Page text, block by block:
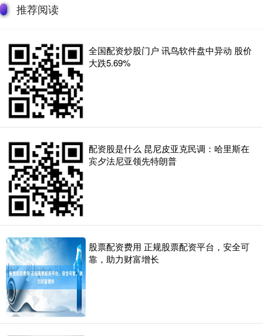
推荐阅读
全国配资炒股门户 讯鸟软件盘中异动 股价
大跌5.69%
配资股是什么 昆尼皮亚克民调：哈里斯在
宾夕法尼亚领先特朗普
股票配资费用 正规股票配资平台，安全可
靠，助力财富增长